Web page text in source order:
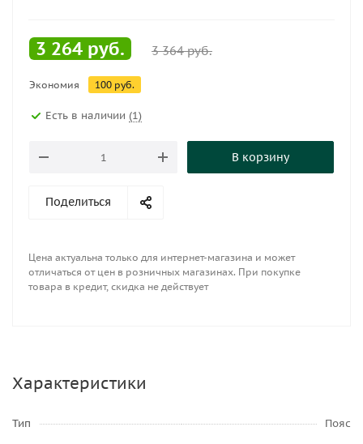
3 264 руб. 3 364руб.
Экономия 100 руб.
Есть в наличии (1)
В корзину
Поделиться
Цена актуальна только для интернет-магазина и может
отличаться от цен в розничных магазинах. При покупке
товара в кредит, скидка не действует
Характеристики
Тип Пояс